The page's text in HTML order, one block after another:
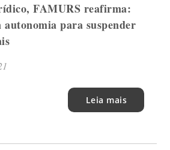
FAMURS reafirma:
para suspender
Leia mais